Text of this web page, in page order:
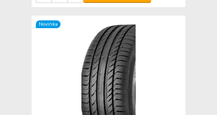
Novinka